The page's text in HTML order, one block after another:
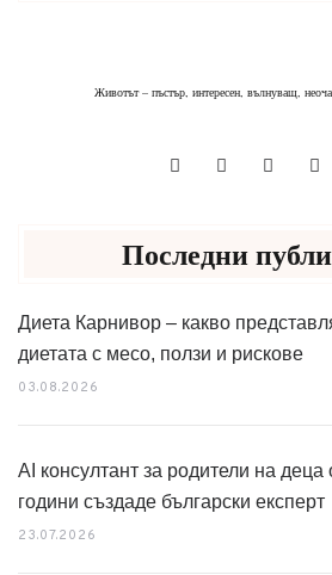
Животът – пъстър, интересен, вълнуващ,
Последни
Диета Карнивор – какво
диетата с месо, ползи и рискове
03.08.2026
AI консултант за родители на деца
години създаде български експерт
23.07.2026